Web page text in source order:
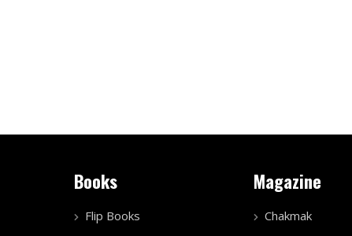
Books
Flip Books
Magazine
Chakmak